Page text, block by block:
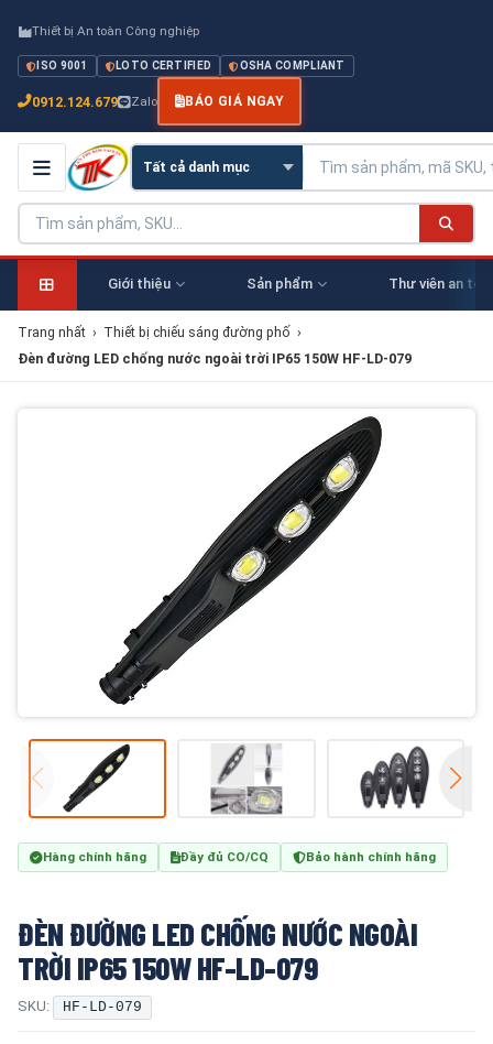
Thiết bị An toàn Công nghiệp
ISO 9001 LOTO CERTIFIED OSHA COMPLIANT
0912.124.679 Zalo BÁO GIÁ NGAY
Giới thiệu Sản phẩm Thư viên an
Trang nhất › Thiết bị chiếu sáng đường phố ›
Đèn đường LED chống nước ngoài trời IP65 150W HF-LD-079
Hàng chính hãng Đầy đủ CO/CQ Bảo hành chính hãng
ĐÈN ĐƯỜNG LED CHỐNG NƯỚC NGOÀI
TRỜI IP65 150W HF-LD-079
SKU: HF-LD-079